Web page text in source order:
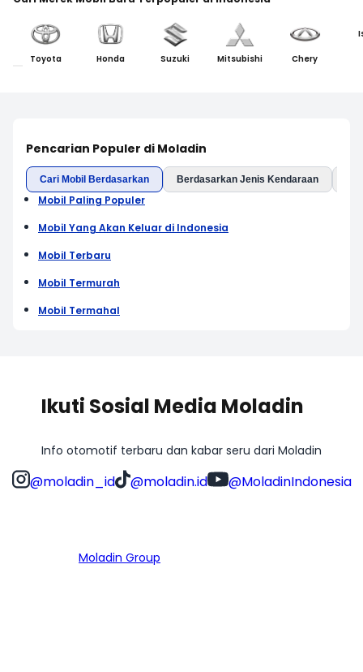
Toyota Honda Suzuki Mitsubishi Chery
Pencarian Populer di Moladin
Cari Mobil Berdasarkan Berdasarkan Jenis Kendaraan
Mobil Paling Populer
Mobil Yang Akan Keluar di Indonesia
Mobil Terbaru
Mobil Termurah
Mobil Termahal
Ikuti Sosial Media Moladin
Info otomotif terbaru dan kabar seru dari Moladin
@moladin_id @moladin.id @MoladinIndonesia
Moladin Group